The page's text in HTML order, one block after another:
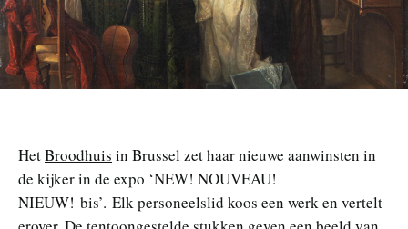
HetBroodhuis in Brussel zet haar nieuwe aanwinsten in
de kijker in de expo ‘NEW! NOUVEAU!
NIEUW! bis’. Elk personeelslid koos een werk en vertelt